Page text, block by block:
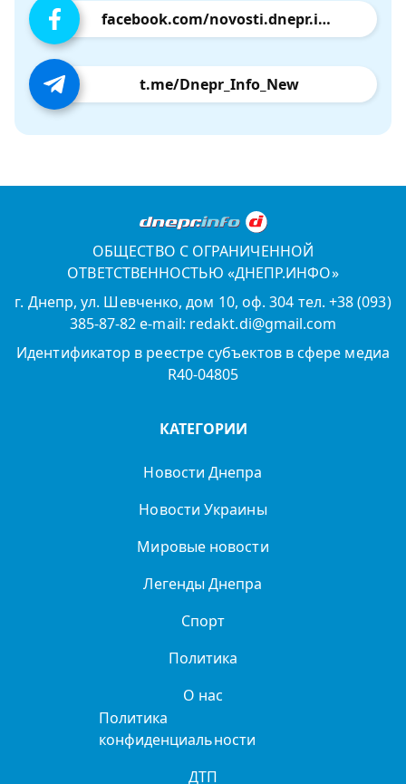
facebook.com/novosti.dnepr.info
t.me/Dnepr_Info_New
ОБЩЕСТВО С ОГРАНИЧЕННОЙ
ОТВЕТСТВЕННОСТЬЮ «ДНЕПР.ИНФО»
г. Днепр, ул. Шевченко, дом 10, оф. 304 тел. +38 (093)
385-87-82 e-mail: redakt.di@gmail.com
Идентификатор в реестре субъектов в сфере медиа
R40-04805
КАТЕГОРИИ
Новости Днепра
Новости Украины
Мировые новости
Легенды Днепра
Спорт
Политика
О нас
Политика
конфиденциальности
ДТП